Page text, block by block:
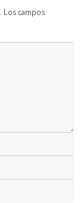
Los campos